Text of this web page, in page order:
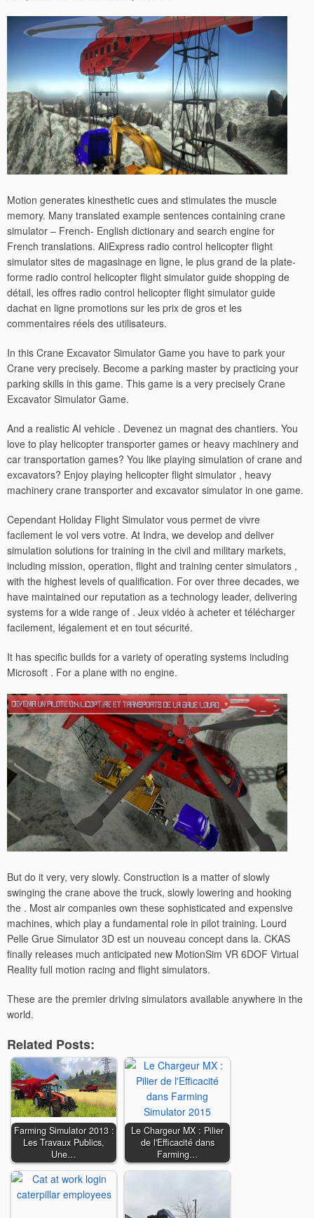
Motion generates kinesthetic cues and stimulates the muscle
memory. Many translated example sentences containing crane
simulator – French- English dictionary and search engine for
French translations. AliExpress radio control helicopter flight
simulator sites de magasinage en ligne, le plus grand de la plate-
forme radio control helicopter flight simulator guide shopping de
détail, les offres radio control helicopter flight simulator guide
dachat en ligne promotions sur les prix de gros et les
commentaires réels des utilisateurs.
In this Crane Excavator Simulator Game you have to park your
Crane very precisely. Become a parking master by practicing your
parking skills in this game. This game is a very precisely Crane
Excavator Simulator Game.
And a realistic AI vehicle . Devenez un magnat des chantiers. You
love to play helicopter transporter games or heavy machinery and
car transportation games? You like playing simulation of crane and
excavators? Enjoy playing helicopter flight simulator , heavy
machinery crane transporter and excavator simulator in one game.
Cependant Holiday Flight Simulator vous permet de vivre
facilement le vol vers votre. At Indra, we develop and deliver
simulation solutions for training in the civil and military markets,
including mission, operation, flight and training center simulators ,
with the highest levels of qualification. For over three decades, we
have maintained our reputation as a technology leader, delivering
systems for a wide range of . Jeux vidéo à acheter et télécharger
facilement, légalement et en tout sécurité.
It has specific builds for a variety of operating systems including
Microsoft . For a plane with no engine.
But do it very, very slowly. Construction is a matter of slowly
swinging the crane above the truck, slowly lowering and hooking
the . Most air companies own these sophisticated and expensive
machines, which play a fundamental role in pilot training. Lourd
Pelle Grue Simulator 3D est un nouveau concept dans la. CKAS
finally releases much anticipated new MotionSim VR 6DOF Virtual
Reality full motion racing and flight simulators.
These are the premier driving simulators available anywhere in the
world.
Related Posts:
Farming Simulator 2013 :
Les Travaux Publics,
Une…
Le Chargeur MX : Pilier
de l'Efficacité dans
Farming…